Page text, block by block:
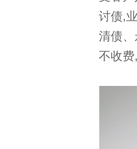
讨债,
清债
不收